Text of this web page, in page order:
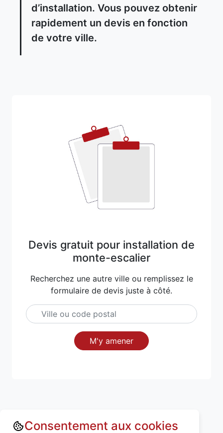
d’installation. Vous pouvez obtenir
rapidement un devis en fonction
de votre ville.
Devis gratuit pour installation de
monte-escalier
Recherchez une autre ville ou remplissez le
formulaire de devis juste à côté.
M'y amener
Consentement aux cookies